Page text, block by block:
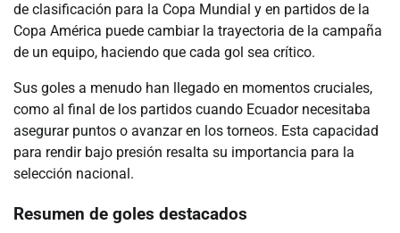
de clasificación para la Copa Mundial y en partidos de la
Copa América puede cambiar la trayectoria de la campaña
de un equipo, haciendo que cada gol sea crítico.
Sus goles a menudo han llegado en momentos cruciales,
como al final de los partidos cuando Ecuador necesitaba
asegurar puntos o avanzar en los torneos. Esta capacidad
para rendir bajo presión resalta su importancia para la
selección nacional.
Resumen de goles destacados